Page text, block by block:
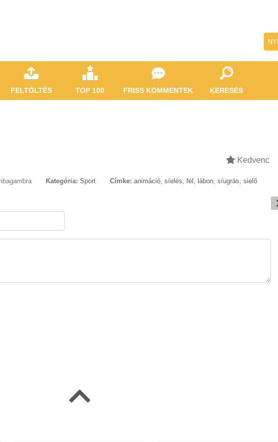
FELTÖLTÉS TOP 100 FRISS KOMMENTEK KERESÉS
Kedvenc
Kategória: Sport Címke: animáció, síelés, fél , lábon, síugrás, sielő